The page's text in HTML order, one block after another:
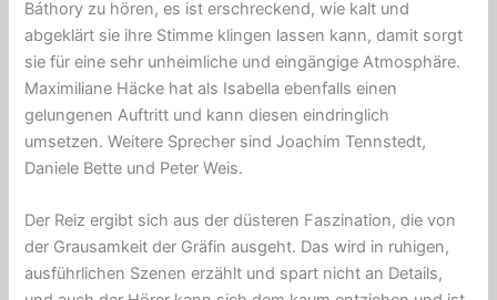
Báthory zu hören, es ist erschreckend, wie kalt und
abgeklärt sie ihre Stimme klingen lassen kann, damit sorgt
sie für eine sehr unheimliche und eingängige Atmosphäre.
Maximiliane Häcke hat als Isabella ebenfalls einen
gelungenen Auftritt und kann diesen eindringlich
umsetzen. Weitere Sprecher sind Joachim Tennstedt,
Daniele Bette und Peter Weis.
Der Reiz ergibt sich aus der düsteren Faszination, die von
der Grausamkeit der Gräfin ausgeht. Das wird in ruhigen,
ausführlichen Szenen erzählt und spart nicht an Details,